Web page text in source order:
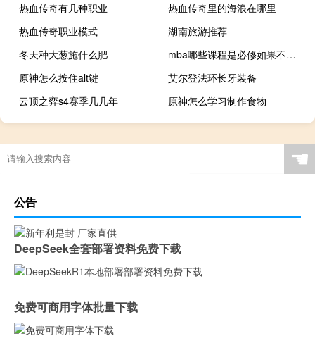
热血传奇有几种职业
热血传奇里的海浪在哪里
热血传奇职业模式
湖南旅游推荐
冬天种大葱施什么肥
mba哪些课程是必修如果不是管理人员是否也能入学
原神怎么按住alt键
艾尔登法环长牙装备
云顶之弈s4赛季几几年
原神怎么学习制作食物
☚
公告
DeepSeek全套部署资料免费下载
免费可商用字体批量下载